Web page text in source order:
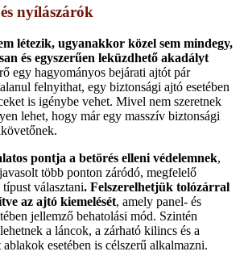
nyílászárók
létezik, ugyanakkor közel sem mindegy,
és egyszerűen leküzdhető akadályt
egy hagyományos bejárati ajtót pár
felnyithat, egy biztonsági ajtó esetében
is igénybe vehet. Mivel nem szeretnek
lehet, hogy már egy masszív biztonsági
pontja a betörés elleni védelemnek,
több ponton záródó, megfelelő
választani. Felszerelhetjük tolózárral
az ajtó kiemelését, amely panel- és
jellemző behatolási mód. Szintén
a láncok, a zárható kilincs és a
esetében is célszerű alkalmazni.